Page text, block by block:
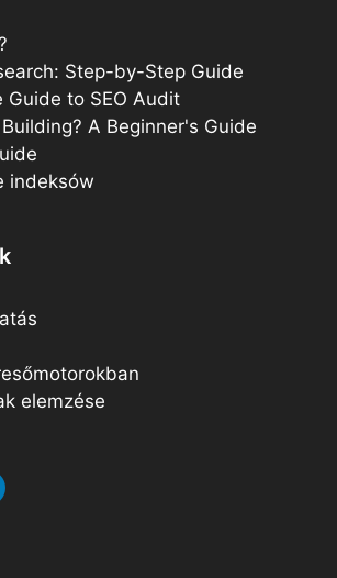
Step-by-Step Guide
Guide to SEO Audit
A Beginner's Guide
indeksów
elemzése